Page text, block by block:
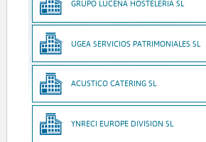
GRUPO LUCENA HOSTELERIA SL
UGEA SERVICIOS PATRIMONIALES SL
ACUSTICO CATERING SL
YNRECI EUROPE DIVISION SL